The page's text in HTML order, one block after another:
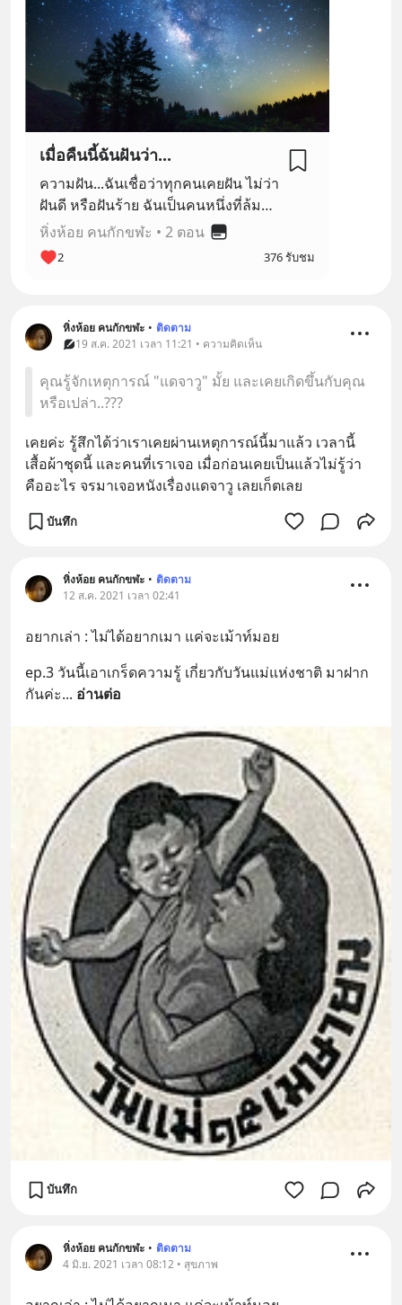
เมื่อคืนนี้ฉันฝันว่า...
ความฝัน...ฉันเชื่อว่าทุกคนเคยฝัน ไม่ว่า
ฝันดี หรือฝันร้าย ฉันเป็นคนหนึ่งที่ล้มตัว
ลงนอน แล้วฝันเกือบทุกคืน แต่บางครั้ง
เหตุการณ์ในชีวิตประจำวัน ก็เหมือนมัน
เคยเกิดขึ้นแล้วในความฝัน หรือมันเป็น
มันจะเกิดซ้ำรอยขึ้นมา และ ณ วันนี้ ฉัน
ก็อยากแบ่งปันความฝันของฉันให้กับทุก
คน... หลับฝันดี...ราตรีสวัสดิ์ หิ่งห้อย คน
กักขฬะ
หิ่งห้อย คนกักขฬะ • 2 ตอน
2 376 รับชม
หิ่งห้อย คนกักขฬะ • ติดตาม
19 ส.ค. 2021 เวลา 11:21 • ความคิดเห็น
คุณรู้จักเหตุการณ์ "แดจาวู" มั้ย และเคยเกิดขึ้นกับคุณ
หรือเปล่า..???
เคยค่ะ รู้สึกได้ว่าเราเคยผ่านเหตุการณ์นี้มาแล้ว เวลานี้
เสื้อผ้าชุดนี้ และคนที่เราเจอ เมื่อก่อนเคยเป็นแล้วไม่รู้ว่า
คืออะไร จรมาเจอหนังเรื่องแดจาวู เลยเก็ตเลย
บันทึก
หิ่งห้อย คนกักขฬะ • ติดตาม
12 ส.ค. 2021 เวลา 02:41
อยากเล่า : ไม่ได้อยากเมา แค่จะเม้าท์มอย
ep.3 วันนี้เอาเกร็ดความรู้ เกี่ยวกับวันแม่แห่งชาติ มาฝาก
กันค่ะ... อ่านต่อ
บันทึก
หิ่งห้อย คนกักขฬะ • ติดตาม
4 มิ.ย. 2021 เวลา 08:12 • สุขภาพ